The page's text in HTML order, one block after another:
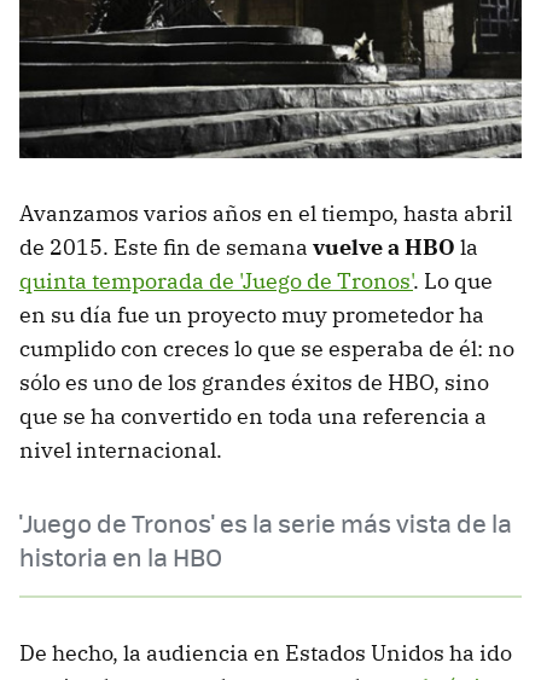
Avanzamos varios años en el tiempo, hasta abril
de 2015. Este fin de semana vuelve a HBO la
quinta temporada de 'Juego de Tronos'. Lo que
en su día fue un proyecto muy prometedor ha
cumplido con creces lo que se esperaba de él: no
sólo es uno de los grandes éxitos de HBO, sino
que se ha convertido en toda una referencia a
nivel internacional.
'Juego de Tronos' es la serie más vista de la
historia en la HBO
De hecho, la audiencia en Estados Unidos ha ido